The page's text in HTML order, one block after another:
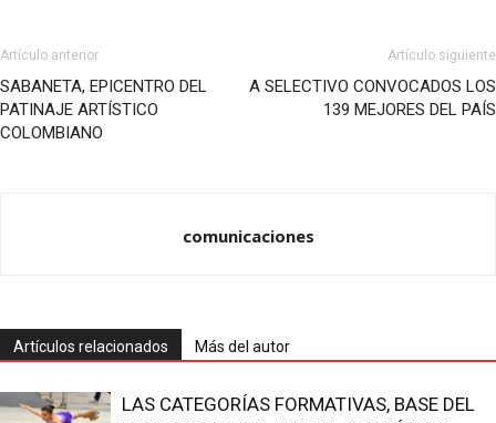
Artículo anterior
SABANETA, EPICENTRO DEL
PATINAJE ARTÍSTICO
COLOMBIANO
Artículo siguiente
A SELECTIVO CONVOCADOS LOS
139 MEJORES DEL PAÍS
comunicaciones
Artículos relacionados Más del autor
LAS CATEGORÍAS FORMATIVAS, BASE DEL